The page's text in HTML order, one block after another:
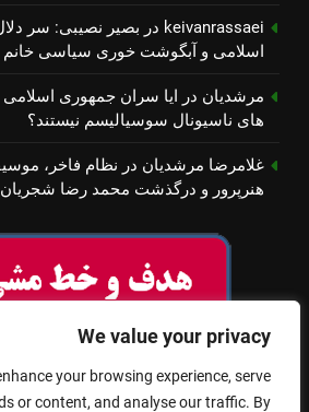
We value your privacy
your browsing experience, serve
or content, and analyse our traffic. By
keivanrassaei در بصیر نصیبی: سر
اسلامی و آبگوشت خوری سیاسی خانم
مرشدیان در ایا سران جمهوری
های ناسیونال سوسیالیسم نیستند؟
غلامرضا مرشدیان در نظام فاخر،
هنرپرور و درگذشت محمد رضا شجریان